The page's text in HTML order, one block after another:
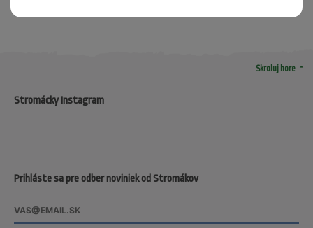
Skroluj hore arrow_drop_up
Prihláste sa pre odber noviniek od Stromákov
Stromácky Instagram